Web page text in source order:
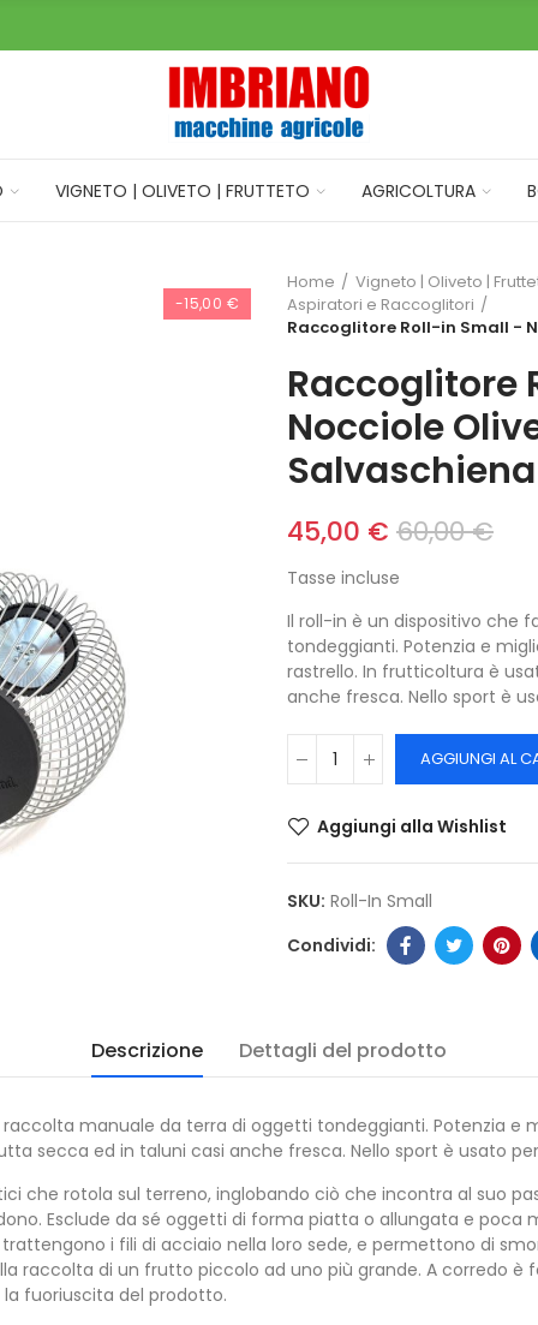
VIGNETO | OLIVETO | FRUTTETO AGRICOLTURA
-15,00 €
Home
Vigneto | Oliveto |
Aspiratori e Raccoglitori
Raccoglitore Roll-in Small -
Raccoglitore
Nocciole
Salvaschiena
45,00 € 60,00 €
Tasse incluse
Il roll-in è un dispositivo che
tondeggianti. Potenzia e
rastrello. In frutticoltura è
anche fresca. Nello sport è
AGGIUNGI AL
Aggiungi alla Wishlist
SKU: Roll-In Small
Descrizione Dettagli del prodotto
raccolta manuale da terra di oggetti tondeggianti. Potenzia
secca ed in taluni casi anche fresca. Nello sport è usato
rotola sul terreno, inglobando ciò che incontra al suo
Esclude da sé oggetti di forma piatta o allungata e poca
i fili di acciaio nella loro sede, e permettono di
raccolta di un frutto piccolo ad uno più grande. A corredo
fuoriuscita del prodotto.